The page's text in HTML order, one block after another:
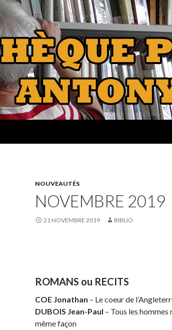
NOUVEAUTÉS
NOVEMBRE 2019
21 NOVEMBRE 2019 BIBLIO
ROMANS ou RECITS
COE Jonathan – Le coeur de
DUBOIS Jean-Paul – Tous les hommes
même façon